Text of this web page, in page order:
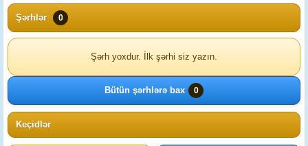
Şərhlər 0
Şərh yoxdur. İlk şərhi siz yazın.
Bütün şərhlərə bax 0
Keçidlər